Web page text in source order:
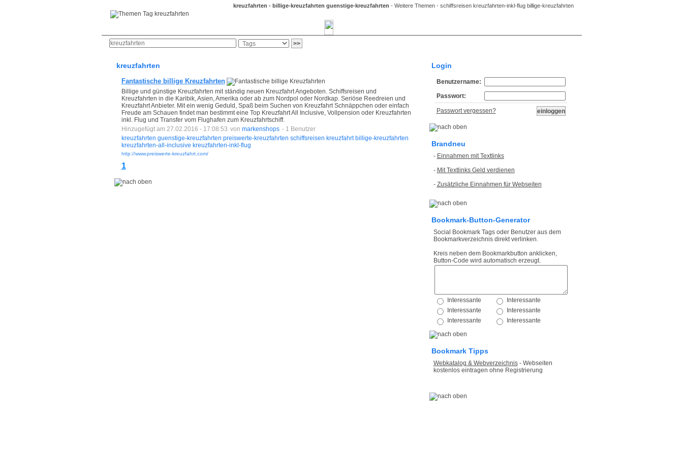
kreuzfahrten - billige-kreuzfahrten guenstige-kreuzfahrten - Weitere Themen - schiffsreisen kreuzfahrten-inkl-flug billige-kreuzfahrten
kreuzfahrten
Fantastische billige Kreuzfahrten
Billige und günstige Kreuzfahrten mit ständig neuen Kreuzfahrt Angeboten. Schiffsreisen und
Kreuzfahrten in die Karibik, Asien, Amerika oder ab zum Nordpol oder Nordkap. Seriöse Reedreien und
Kreuzfahrt Anbieter. Mit ein wenig Geduld, Spaß beim Suchen von Kreuzfahrt Schnäppchen oder einfach
Freude am Schauen findet man bestimmt eine Top Kreuzfahrt All Inclusive, Vollpension oder Kreuzfahrten
inkl. Flug und Transfer vom Flughafen zum Kreuzfahrtschiff.
Hinzugefügt am 27.02.2016 - 17:08:53 von markenshops - 1 Benutzer
kreuzfahrten guenstige-kreuzfahrten preiswerte-kreuzfahrten schiffsreisen kreuzfahrt billige-kreuzfahrten
kreuzfahrten-all-inclusive kreuzfahrten-inkl-flug
http://www.preiswerte-kreuzfahrt.com/
1
Login
Benutzername:
Passwort:
Passwort vergessen?
Brandneu
- Einnahmen mit Textlinks
- Mit Textlinks Geld verdienen
- Zusätzliche Einnahmen für Webseiten
Bookmark-Button-Generator
Social Bookmark Tags oder Benutzer aus dem
Bookmarkverzeichnis direkt verlinken.
Kreis neben dem Bookmarkbutton anklicken,
Button-Code wird automatisch erzeugt.
Bookmark Tipps
Webkatalog & Webverzeichnis- Webseiten
kostenlos eintragen ohne Registrierung